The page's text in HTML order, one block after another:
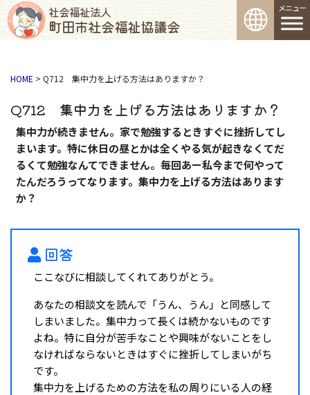
社会福祉法人
町田市社会福祉協議会
コンテンツへスキップ
メインナビゲーション
HOME > Q712 集中力を上げる方法はありますか？
Q712 集中力を上げる方法はありますか？
集中力が続きません。家で勉強するときすぐに挫折してし
まいます。特に休日の昼とかは全くやる気が起きなくてだ
るくて勉強なんてできません。毎回あー私今まで何やって
たんだろうってなります。集中力を上げる方法はあります
か？
回答
ここなびに相談してくれてありがとう。
あなたの相談文を読んで「うん、うん」と同感して
しまいました。集中力って長くは続かないものです
よね。特に自分が苦手なことや興味がないことをし
なければならないときはすぐに挫折してしまいがち
です。
集中力を上げるための方法を私の周りにいる人の経